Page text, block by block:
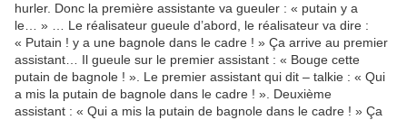
hurler. Donc la première assistante va gueuler : « putain y a
le… » … Le réalisateur gueule d’abord, le réalisateur va dire :
« Putain ! y a une bagnole dans le cadre ! » Ça arrive au premier
assistant… Il gueule sur le premier assistant : « Bouge cette
putain de bagnole ! ». Le premier assistant qui dit – talkie : « Qui
a mis la putain de bagnole dans le cadre ! ». Deuxième
assistant : « Qui a mis la putain de bagnole dans le cadre ! » Ça